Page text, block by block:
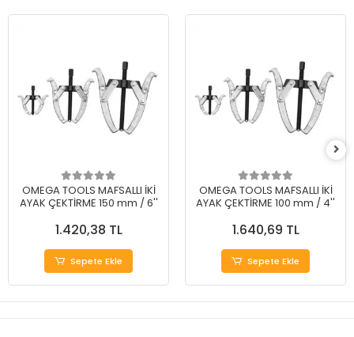
OMEGA TOOLS MAFSALLI İKİ
AYAK ÇEKTİRME 150 mm / 6''
1.420,38 TL
Sepete Ekle
OMEGA TOOLS MAFSALLI İKİ
AYAK ÇEKTİRME 100 mm / 4''
1.640,69 TL
Sepete Ekle